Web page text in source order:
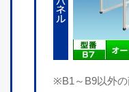
※B1～B9以外